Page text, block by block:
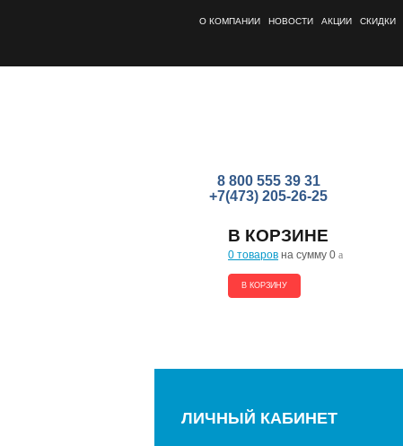
О КОМПАНИИ НОВОСТИ АКЦИИ СКИДКИ
8 800 555 39 31
+7(473) 205-26-25
В КОРЗИНЕ
0 товаров на сумму 0 a
В КОРЗИНУ
ЛИЧНЫЙ КАБИНЕТ